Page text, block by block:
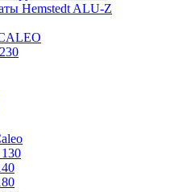
Hemstedt ALU-Z